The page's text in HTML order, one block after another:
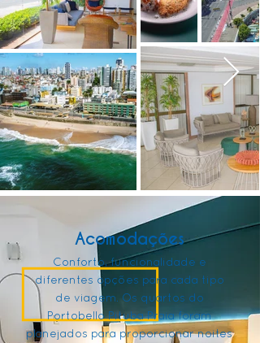
Acomodações
Conforto, funcionalidade e
diferentes opções para cada tipo
de viagem. Os quartos do
Portobello Pituba Praia foram
planejados para proporcionar noites